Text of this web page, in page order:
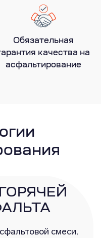
Обязательная
качества на
асфальтирование
смеси,